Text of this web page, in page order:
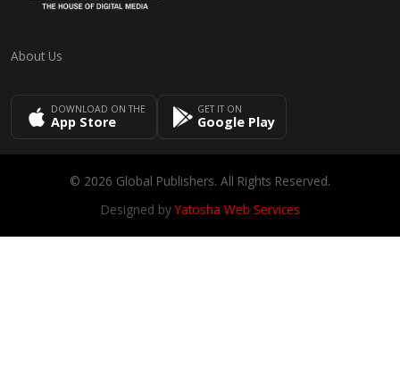
About Us
DOWNLOAD ON THE
App Store
GET IT ON
Google Play
© 2026 Global Publishers. All Rights Reserved.
Designed byYatosha Web Services